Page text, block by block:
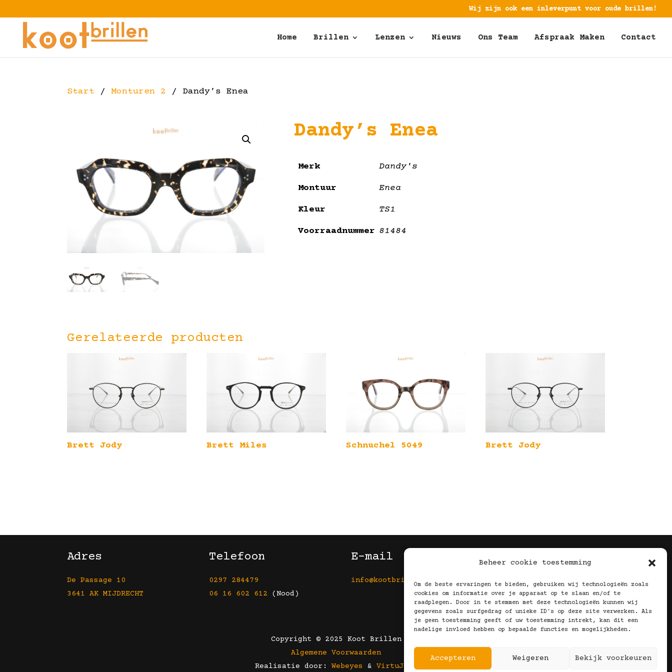
Beheer cookie toestemming
Om de beste ervaringen te bieden, gebruiken wij technologieën zoals
cookies om informatie over je apparaat op te slaan en/of te
raadplegen. Door in te stemmen met deze technologieën kunnen wij
gegevens zoals surfgedrag of unieke ID's op deze site verwerken. Als
je geen toestemming geeft of uw toestemming intrekt, kan dit een
nadelige invloed hebben op bepaalde functies en mogelijkheden.
Accepteren Weigeren Bekijk voorkeuren
Wij zijn ook een inleverpunt voor oude brillen!
Home Brillen Lenzen Nieuws Ons Team Afspraak Maken Contact
Start /Monturen 2 / Dandy’s Enea
Dandy’s Enea
Merk Dandy's
Montuur Enea
Kleur TS1
Voorraadnummer 81484
Gerelateerde producten
Brett Jody Brett Miles Schnuchel 5049 Brett Jody
Adres
De Passage 10
3641 AK MIJDRECHT
Telefoon
0297 284479
06 16 602 612 (Nood)
E-mail
info@kootbrillen.nl
Volg Ons!
Copyright © 2025 Koot Brillen
Algemene Voorwaarden
Realisatie door: Webeyes & VirtuJoos